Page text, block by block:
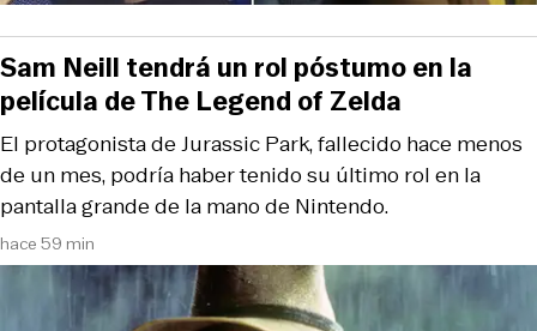
hace 59 min
El protagonista de Jurassic Park, fallecido hace menos
de un mes, podría haber tenido su último rol en la
pantalla grande de la mano de Nintendo.
Sam Neill tendrá un rol póstumo en la
película de The Legend of Zelda